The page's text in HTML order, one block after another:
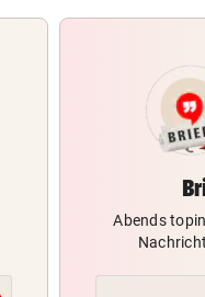
Abends